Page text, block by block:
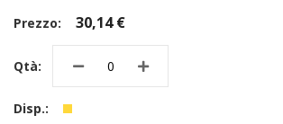
30,14 €